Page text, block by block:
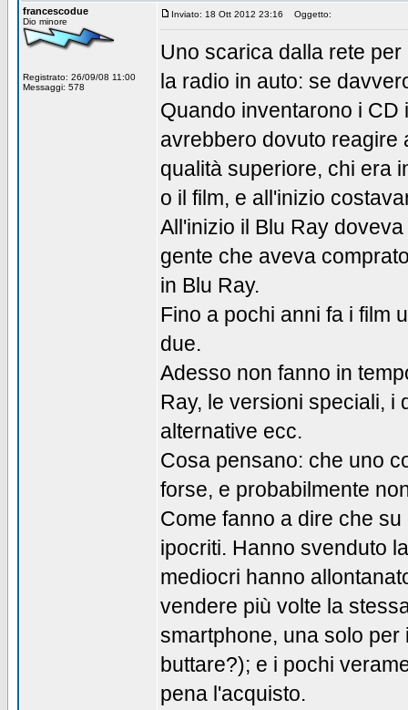
francescodue
Dio minore
Registrato: 26/09/08 11:00
Messaggi: 578
Inviato: 18 Ott 2012 23:16 Oggetto:
Uno scarica dalla rete
la radio in auto: se
Quando inventarono i
avrebbero dovuto reagire
qualità superiore, chi era
o il film, e all'inizio
All'inizio il Blu Ray
gente che aveva
in Blu Ray.
Fino a pochi anni fa i film
due.
Adesso non fanno in
Ray, le versioni speciali, i
alternative ecc.
Cosa pensano: che uno
forse, e probabilmente
Come fanno a dire che
ipocriti. Hanno svenduto
mediocri hanno
vendere più volte la
smartphone, una solo
buttare?); e i pochi
pena l'acquisto.